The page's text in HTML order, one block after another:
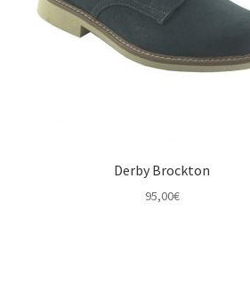
Derby Brockton
95,00€